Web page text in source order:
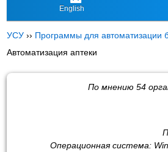
English
УСУ ›› Программы для автоматизации
Автоматизация аптеки
По мнению 54
Операционная система: